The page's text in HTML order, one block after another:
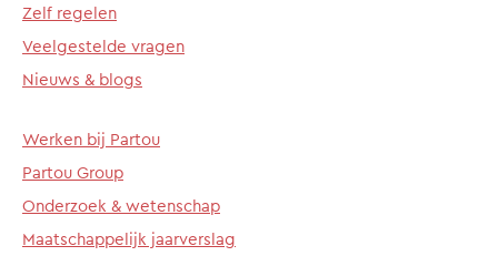
Zelf regelen
Veelgestelde vragen
Nieuws & blogs
Werken bij Partou
Partou Group
Onderzoek & wetenschap
Maatschappelijk jaarverslag